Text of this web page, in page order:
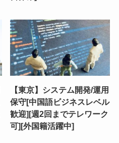
【東京】システム開発/運用
保守[中国語ビジネスレベル
歓迎][週2回までテレワーク
可][外国籍活躍中]